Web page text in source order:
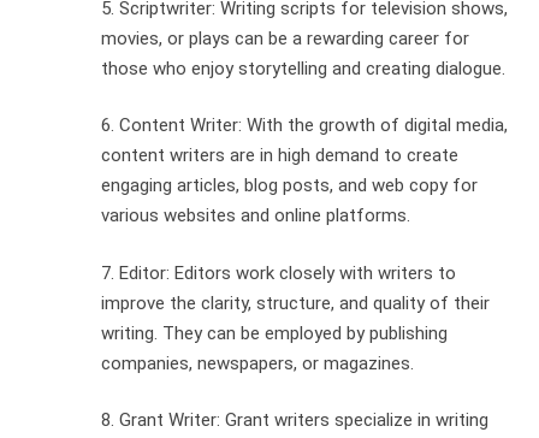
5. Scriptwriter: Writing scripts for television shows,
movies, or plays can be a rewarding career for
those who enjoy storytelling and creating dialogue.
6. Content Writer: With the growth of digital media,
content writers are in high demand to create
engaging articles, blog posts, and web copy for
various websites and online platforms.
7. Editor: Editors work closely with writers to
improve the clarity, structure, and quality of their
writing. They can be employed by publishing
companies, newspapers, or magazines.
8. Grant Writer: Grant writers specialize in writing